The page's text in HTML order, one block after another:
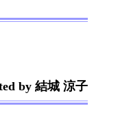
by 結城 涼子